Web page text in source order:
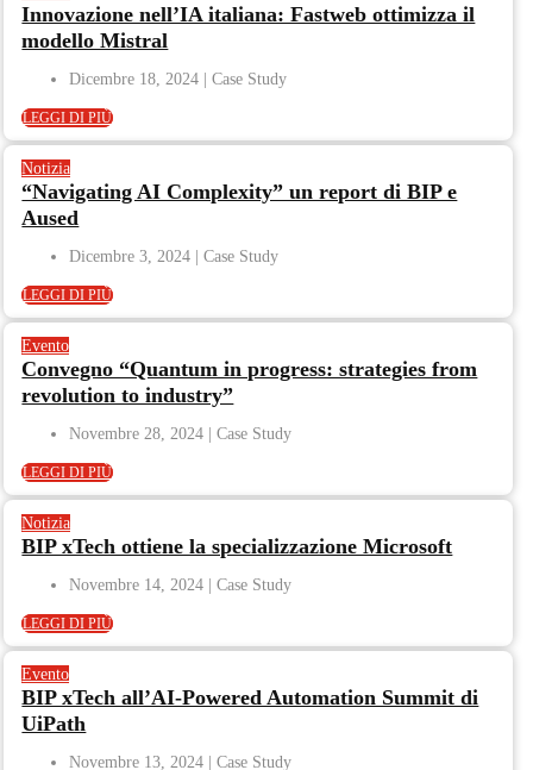
Innovazione nell’IA italiana: Fastweb ottimizza il
modello Mistral
Dicembre 18, 2024
LEGGI DI PIÙ
Notizia
“Navigating AI Complexity” un report di BIP e
Aused
Dicembre 3, 2024
LEGGI DI PIÙ
Evento
Convegno “Quantum in progress: strategies from
revolution to industry”
Novembre 28, 2024
LEGGI DI PIÙ
Notizia
BIP xTech ottiene la specializzazione Microsoft
Novembre 14, 2024
LEGGI DI PIÙ
Evento
BIP xTech all’AI-Powered Automation Summit di
UiPath
Novembre 13, 2024